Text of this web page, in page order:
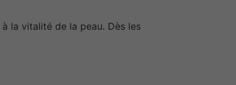
la vitalité de la peau. Dès les